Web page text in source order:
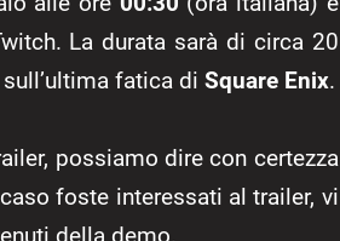
La durata sarà di circa 20
fatica di Square Enix.
possiamo dire con certezza
foste interessati al trailer, vi
della demo.